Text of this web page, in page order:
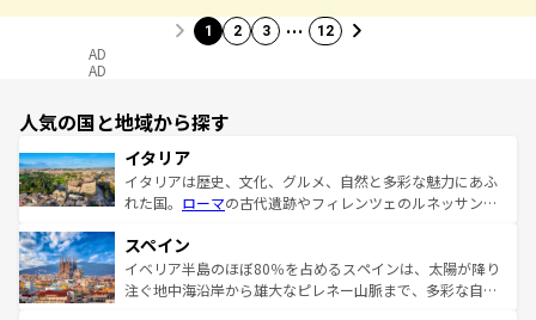
1 2 3 … 12
AD
AD
人気の国と地域から探す
イタリア
イタリアは歴史、文化、グルメ、自然と多彩な魅力にあふ
れた国。 ローマの古代遺跡やフィレンツェのルネッサンス
ろん、トスカーナの美しい田園風景やアマルフィ海岸の絶
景など、自然景観も見逃せない。観光の合間には、本場の
ピザやパスタなど、絶品のイタリア料理を堪能することも
スペイン
イベリア半島のほぼ80％を占めるスペインは、太陽が降り
注ぐ地中海沿岸から雄大なピレネー山脈まで、多彩な自然